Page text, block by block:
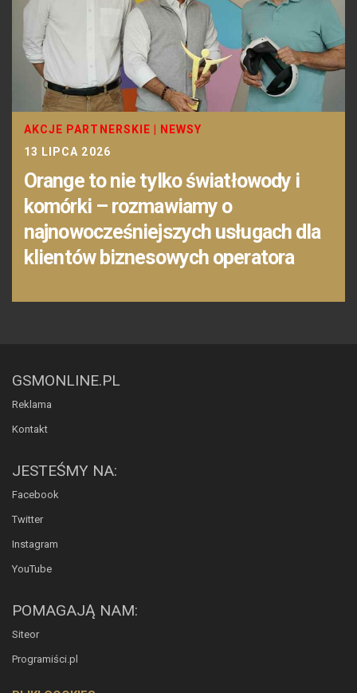
AKCJE PARTNERSKIE
NEWSY
13 LIPCA 2026
Orange to nie tylko światłowody i
komórki – rozmawiamy o
najnowocześniejszych usługach dla
klientów biznesowych operatora
GSMONLINE.PL
Reklama
Kontakt
JESTEŚMY NA:
Facebook
Twitter
Instagram
YouTube
POMAGAJĄ NAM:
Siteor
Programiści.pl